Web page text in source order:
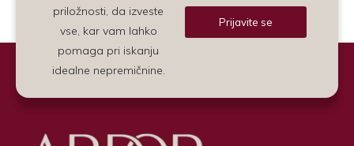
priložnosti, da izveste
vse, kar vam lahko
pomaga pri iskanju
idealne nepremičnine.
Prijavite se